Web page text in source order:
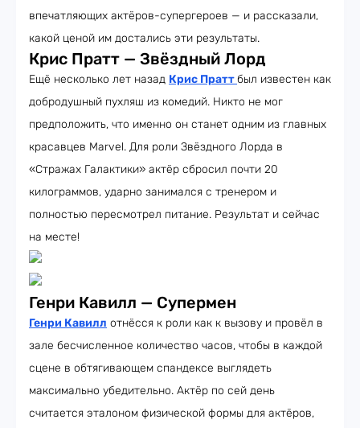
впечатляющих актёров-супергероев — и рассказали,
какой ценой им достались эти результаты.
Крис Пратт — Звёздный Лорд
Ещё несколько лет назад Крис Пратт был известен как
добродушный пухляш из комедий. Никто не мог
предположить, что именно он станет одним из главных
красавцев Marvel. Для роли Звёздного Лорда в
«Стражах Галактики» актёр сбросил почти 20
килограммов, ударно занимался с тренером и
полностью пересмотрел питание. Результат и сейчас
на месте!
Генри Кавилл — Супермен
Генри Кавилл отнёсся к роли как к вызову и провёл в
зале бесчисленное количество часов, чтобы в каждой
сцене в обтягивающем спандексе выглядеть
максимально убедительно. Актёр по сей день
считается эталоном физической формы для актёров,